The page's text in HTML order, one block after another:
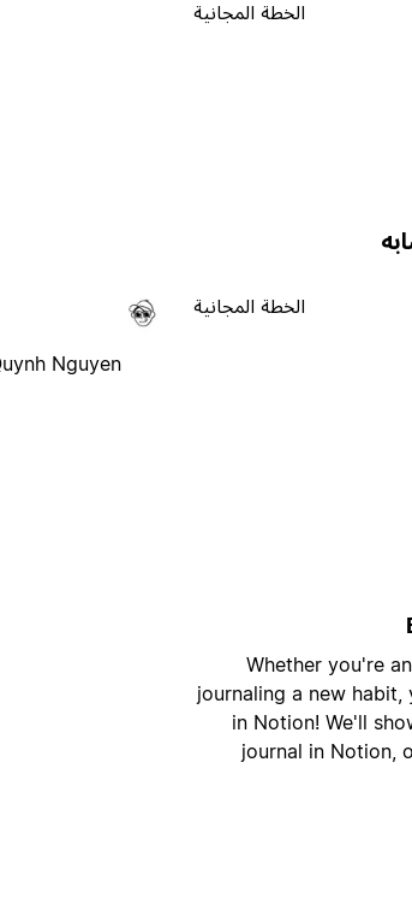
الخطة المجانية
الخطة المجانية
Nguyen
Whether you're
journaling a new
in Notion! We'll
journal in Notion,